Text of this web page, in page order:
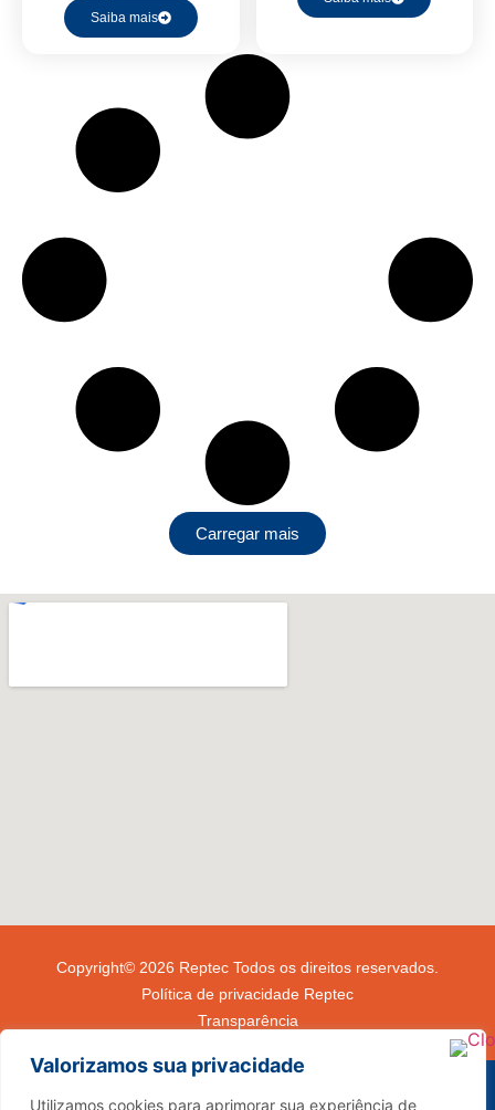
Valorizamos sua privacidade
Utilizamos cookies para aprimorar sua experiência de
Saiba mais
Carregar mais
Copyright© 2026 Reptec Todos os direitos reservados.
Política de privacidade Reptec
Transparência